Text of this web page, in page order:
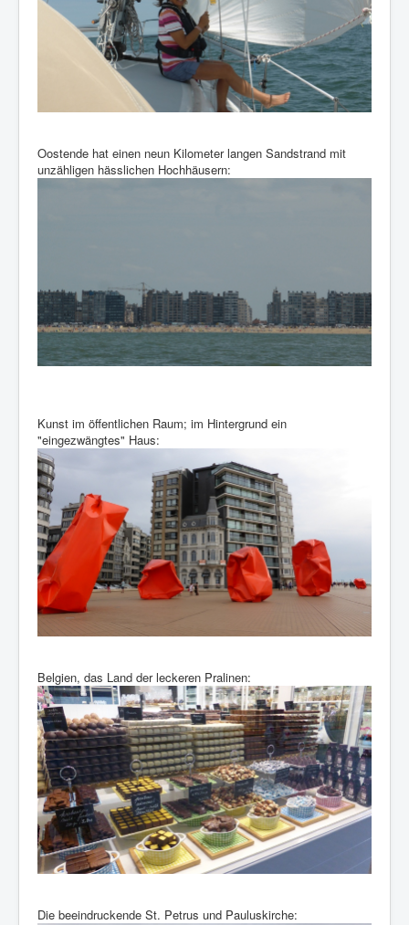
Oostende hat einen neun Kilometer langen Sandstrand mit
unzähligen hässlichen Hochhäusern:
Kunst im öffentlichen Raum; im Hintergrund ein
"eingezwängtes" Haus:
Belgien, das Land der leckeren Pralinen:
Die beeindruckende St. Petrus und Pauluskirche: